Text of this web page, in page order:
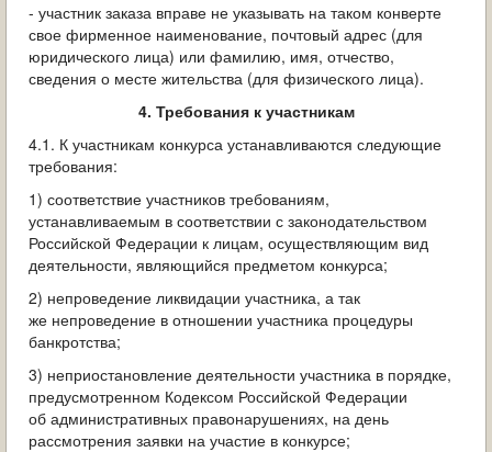
- участник заказа вправе не указывать на таком конверте
свое фирменное наименование, почтовый адрес (для
юридического лица) или фамилию, имя, отчество,
сведения о месте жительства (для физического лица).
4. Требования к участникам
4.1. К участникам конкурса устанавливаются следующие
требования:
1) соответствие участников требованиям,
устанавливаемым в соответствии с законодательством
Российской Федерации к лицам, осуществляющим вид
деятельности, являющийся предметом конкурса;
2) непроведение ликвидации участника, а так
же непроведение в отношении участника процедуры
банкротства;
3) неприостановление деятельности участника в порядке,
предусмотренном Кодексом Российской Федерации
об административных правонарушениях, на день
рассмотрения заявки на участие в конкурсе;